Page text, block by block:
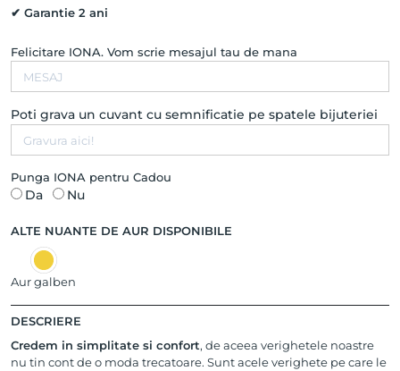
Naturale,
Alb
14K
✔ Garantie 2 ani
Felicitare IONA. Vom scrie mesajul tau de mana
Poti grava un cuvant cu semnificatie pe spatele bijuteriei
Punga IONA pentru Cadou
Da Nu
ALTE NUANTE DE AUR DISPONIBILE
Aur galben
DESCRIERE
Credem in simplitate si confort, de aceea verighetele noastre
nu tin cont de o moda trecatoare. Sunt acele verighete pe care le